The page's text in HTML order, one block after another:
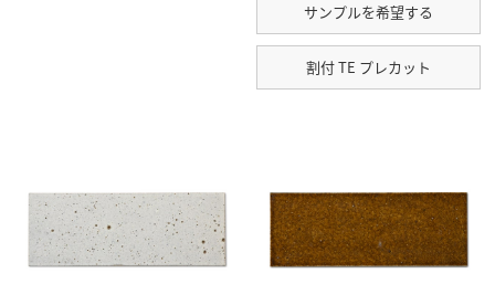
サンプルを希望する
割付 TE プレカット